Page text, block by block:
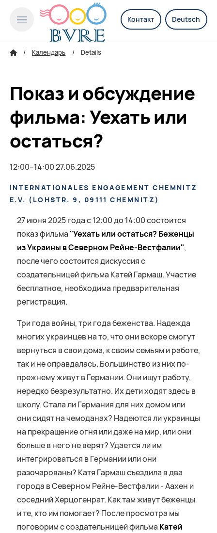
Контакт Deutsch
Календарь Details
Показ и обсуждение
фильма: Уехать или
остаться?
12:00–14:00 27.06.2025
INTERNATIONALES ENGAGEMENT CHEMNITZ
E.V. ( LOHSTR. 9, 09111 CHEMNITZ)
27 июня 2025 года с 12:00 до 14:00 состоится
показ фильма "Уехать или остаться? Беженцы
из Украины в Северном Рейне-Вестфалии",
после чего состоится дискуссия с
создательницей фильма Катей Гармаш. Участие
бесплатное, необходима предварительная
регистрация.
Три года войны, три года беженства. Надежда
многих украинцев на то, что они вскоре смогут
вернуться в свои дома, к своим семьям и работе,
так и не оправдалась. Большинство из них по-
прежнему живут в Германии. Они ищут работу,
нередко безрезультатно. Их дети ходят здесь в
школу. Стала ли Германия для них домом или
они сидят на чемоданах? Надеются ли украинцы
на прекращение огня или даже на мир, или они
больше в него не верят? Удается ли им
интегрироваться в Германии или они
разочарованы? Катя Гармаш съездила в два
города в Северном Рейне-Вестфалии - Аахен и
соседний Херцогенрат. Как там живут беженцы
и те, кто им помогает? После просмотра мы
поговорим с создательницей фильма Катей